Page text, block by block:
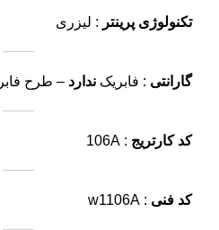
تکنولوژی پرینتر : لیزری
گارانتی : فابریک ندارد – طرح
کد کارتریج : 106A
کد فنی : w1106A